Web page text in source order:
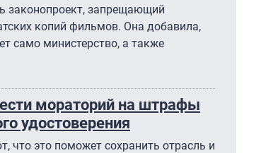
законопроект, запрещающий
копий фильмов. Она добавила,
само министерство, а также
мораторий на штрафы
удостоверения
что это поможет сохранить отрасль и